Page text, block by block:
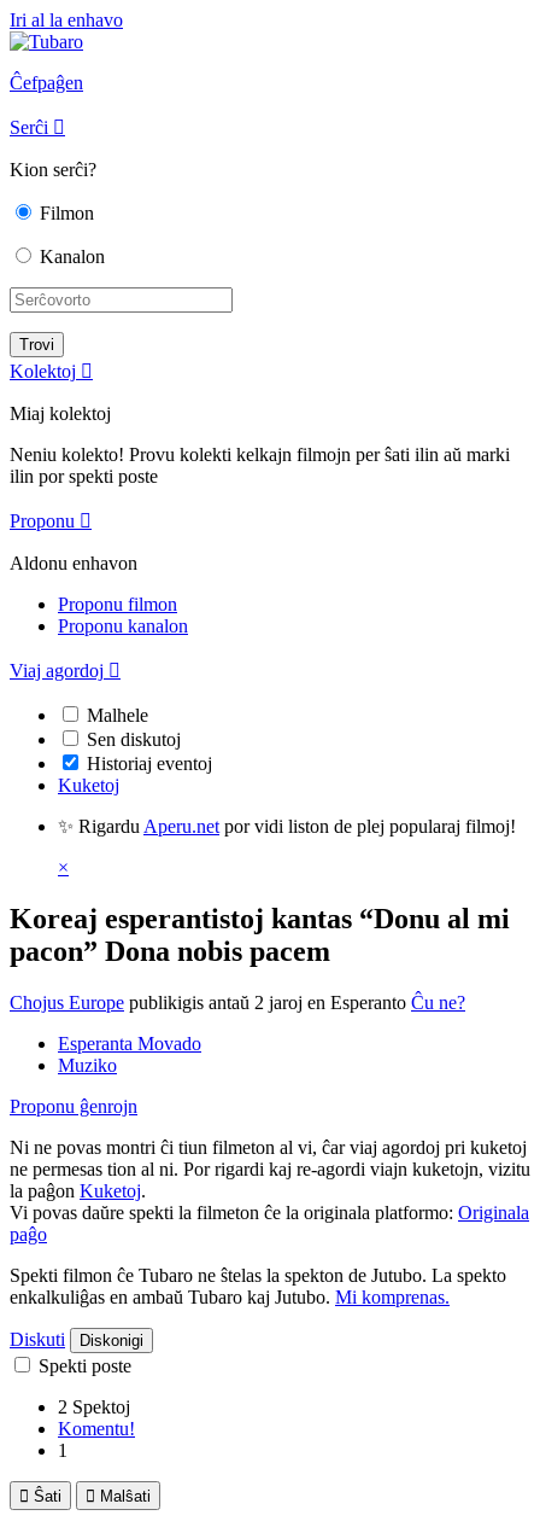
Iri al la enhavo
Ĉefpaĝen
Serĉi 
Kion serĉi?
Filmon
Kanalon
Kolektoj 
Miaj kolektoj
Neniu kolekto! Provu kolekti kelkajn filmojn per ŝati ilin aŭ marki
ilin por spekti poste
Proponu 
Aldonu enhavon
Proponu filmon
Proponu kanalon
Viaj agordoj 
Malhele
Sen diskutoj
Historiaj eventoj
Kuketoj
✨ Rigardu Aperu.net por vidi liston de plej popularaj filmoj!
×
Koreaj esperantistoj kantas “Donu al mi
pacon” Dona nobis pacem
Chojus Europe publikigis antaŭ 2 jaroj en Esperanto Ĉu ne?
Esperanta Movado
Muziko
Proponu ĝenrojn
Ni ne povas montri ĉi tiun filmeton al vi, ĉar viaj agordoj pri kuketoj
ne permesas tion al ni. Por rigardi kaj re-agordi viajn kuketojn, vizitu
la paĝon Kuketoj.
Vi povas daŭre spekti la filmeton ĉe la originala platformo: Originala
paĝo
Spekti filmon ĉe Tubaro ne ŝtelas la spekton de Jutubo. La spekto
enkalkuliĝas en ambaŭ Tubaro kaj Jutubo. Mi komprenas.
Diskuti Diskonigi
Spekti poste
2 Spektoj
Komentu!
1
 Ŝati  Malŝati